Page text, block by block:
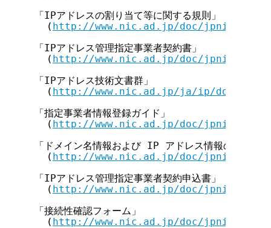
「IPアドレスの割り当て等に関する規則」
  (
http://www.nic.ad.jp/doc/jpnic-
「IPアドレス管理指定事業者契約書」
  (
http://www.nic.ad.jp/doc/jpnic-
「IPアドレス技術文書群」
  (
http://www.nic.ad.jp/ja/ip/doc-
「指定事業者情報登録ガイド」
  (
http://www.nic.ad.jp/doc/jpnic-
「ドメイン名情報および IP アドレス情報の取扱い
  (
http://www.nic.ad.jp/doc/jpnic-
「IPアドレス管理指定事業者契約申込書」
  (
http://www.nic.ad.jp/doc/jpnic-
「接続性確認フォーム」
  (
http://www.nic.ad.jp/doc/jpnic-